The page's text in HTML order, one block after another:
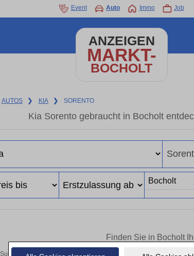
Event Auto Immo Job
ANZEIGEN
MARKT-
BOCHOLT
AUTOS ❯ KIA ❯ SORENTO
Kia Sorento gebraucht in Bocholt
Finden Sie in Bocholt
Suchen Sie in Bocholt einen Kia Sorento Gebrauchtwagen?